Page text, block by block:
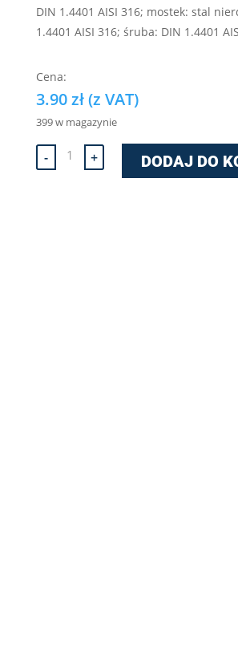
DIN 1.4401 AISI 316; mostek: stal
1.4401 AISI 316; śruba: DIN 1.4401
3.90zł(z VAT)
399 w magazynie
- ilość
Opaska
ślimakowa
+ DODAJ DO